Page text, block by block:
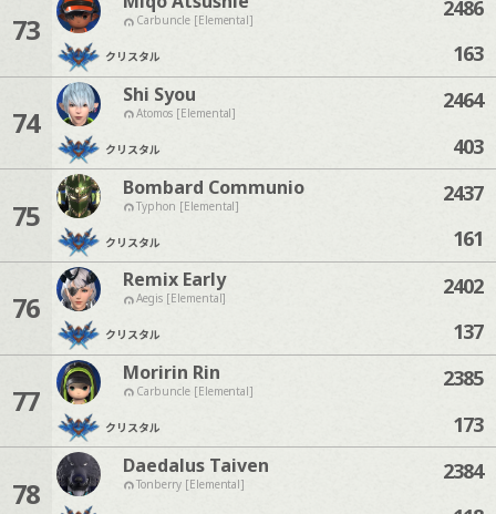
73 Carbuncle [Elemental]
クリスタル
2486
163
74
Shi Syou
Atomos [Elemental]
クリスタル
2464
403
75
Bombard Communio
Typhon [Elemental]
クリスタル
2437
161
76
Remix Early
Aegis [Elemental]
クリスタル
2402
137
77
Moririn Rin
Carbuncle [Elemental]
クリスタル
2385
173
78
Daedalus Taiven
Tonberry [Elemental]
2384